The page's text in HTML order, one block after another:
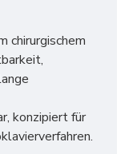
chirurgischem
konzipiert für